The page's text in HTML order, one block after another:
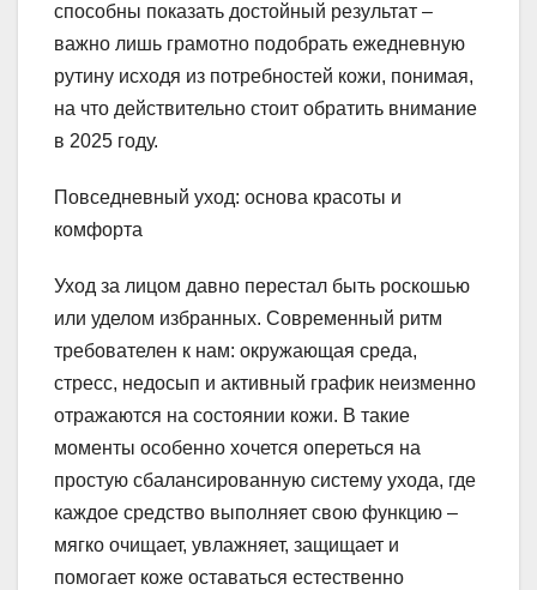
способны показать достойный результат –
важно лишь грамотно подобрать ежедневную
рутину исходя из потребностей кожи, понимая,
на что действительно стоит обратить внимание
в 2025 году.
Повседневный уход: основа красоты и
комфорта
Уход за лицом давно перестал быть роскошью
или уделом избранных. Современный ритм
требователен к нам: окружающая среда,
стресс, недосып и активный график неизменно
отражаются на состоянии кожи. В такие
моменты особенно хочется опереться на
простую сбалансированную систему ухода, где
каждое средство выполняет свою функцию –
мягко очищает, увлажняет, защищает и
помогает коже оставаться естественно